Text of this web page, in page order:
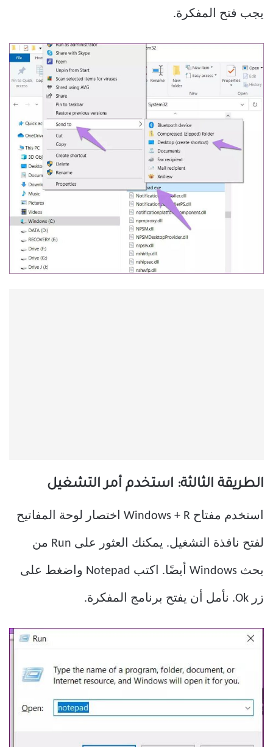
يجب فتح المفكرة.
الطريقة الثالثة: استخدم أمر التشغيل
استخدم مفتاح Windows + R اختصار لوحة المفاتيح
لفتح نافذة التشغيل. يمكنك العثور على Run من
بحث Windows أيضًا. اكتب Notepad واضغط على
زر Ok. نأمل أن يفتح برنامج المفكرة.